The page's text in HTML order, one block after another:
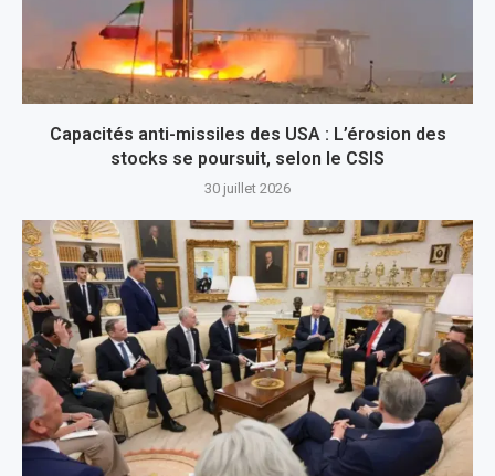
Capacités anti-missiles des USA : L’érosion des
stocks se poursuit, selon le CSIS
30 juillet 2026